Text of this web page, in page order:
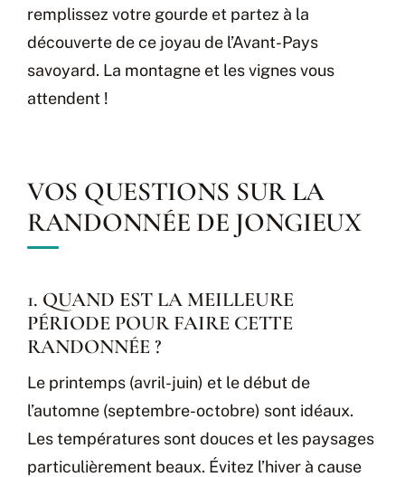
remplissez votre gourde et partez à la
découverte de ce joyau de l’Avant-Pays
savoyard. La montagne et les vignes vous
attendent !
VOS QUESTIONS SUR LA
RANDONNÉE DE JONGIEUX
1. QUAND EST LA MEILLEURE
PÉRIODE POUR FAIRE CETTE
RANDONNÉE ?
Le printemps (avril-juin) et le début de
l’automne (septembre-octobre) sont idéaux.
Les températures sont douces et les paysages
particulièrement beaux. Évitez l’hiver à cause